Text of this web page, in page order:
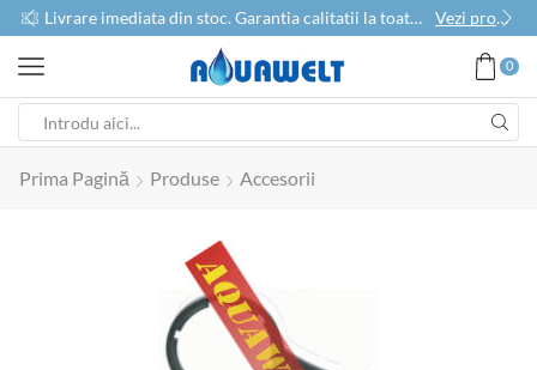
Livrare imediata din stoc. Garantia calitatii la toate produsele Vezi produse
0
Prima Pagină Produse Accesorii